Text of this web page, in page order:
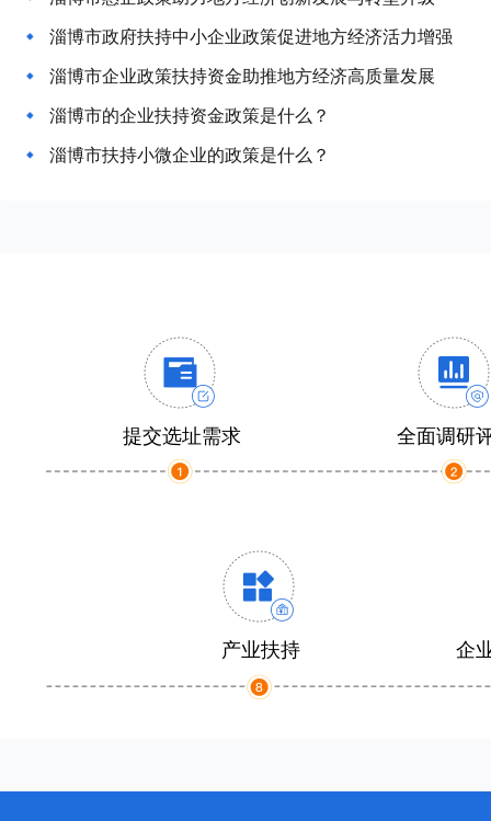
淄博市政府扶持中小企业政策促进地方经济活力增强
淄博市企业政策扶持资金助推地方经济高质量发展
淄博市的企业扶持资金政策是什么？
淄博市扶持小微企业的政策是什么？
提交选址需求 全面调研
产业扶持 企